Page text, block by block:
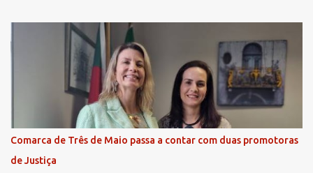
futuro. O evento ocorreu presencialmente em Santa Rosa/RS com
transmissão simultânea para os coordenadores capixabas, que
estavam reunidos em Cachoeiro de Itapemirim / ES. Durante a
Assembleia Geral Extraordinária, foram debatidas e aprovadas
pautas estratégicas, como a atualização da Política de
Remuneração dos Administradores Estatutários e do regulamento
do Fundo Social, reforçando o compromisso da cooperativa com a
transparência e a governança. No Encontro de Coordenadores de
Núcleo, o presidente da Sicredi União RS/ES, Sidnei Strejevitch, fez
Comarca de Três de Maio passa a contar com duas promotoras
de Justiça